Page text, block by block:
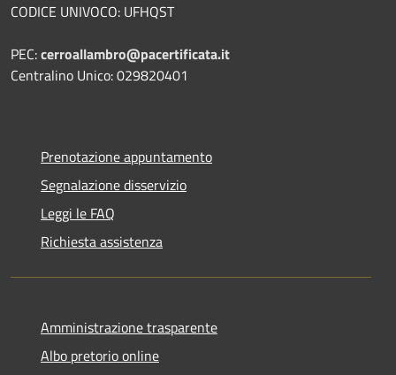
CODICE UNIVOCO: UFHQST
PEC:cerroallambro@pacertificata.it
Centralino Unico: 029820401
Prenotazione appuntamento
Segnalazione disservizio
Leggi le FAQ
Richiesta assistenza
Amministrazione trasparente
Albo pretorio online